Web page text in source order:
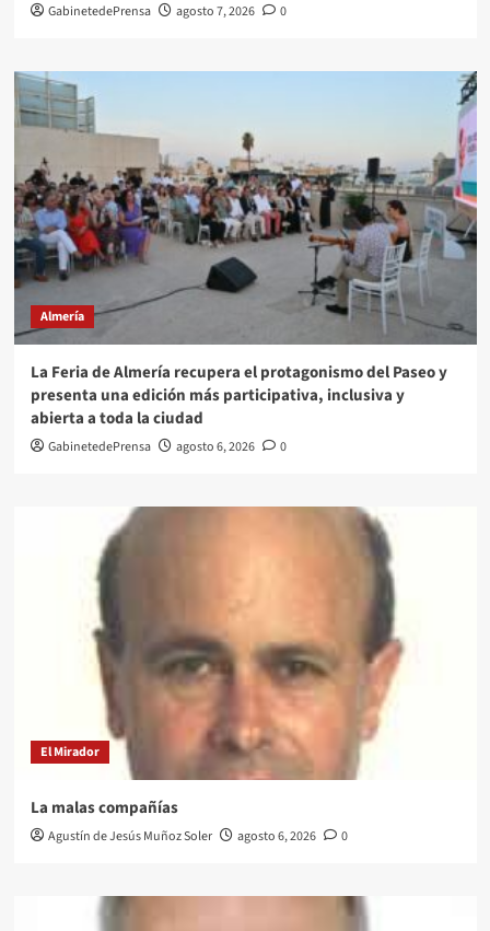
GabinetedePrensa agosto 7, 2026 0
Almería
La Feria de Almería recupera el protagonismo del Paseo y
presenta una edición más participativa, inclusiva y
abierta a toda la ciudad
GabinetedePrensa agosto 6, 2026 0
El Mirador
La malas compañías
Agustín de Jesús Muñoz Soler agosto 6, 2026 0